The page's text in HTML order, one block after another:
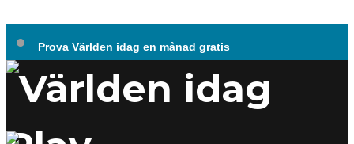
Prova Världen idag en månad gratis